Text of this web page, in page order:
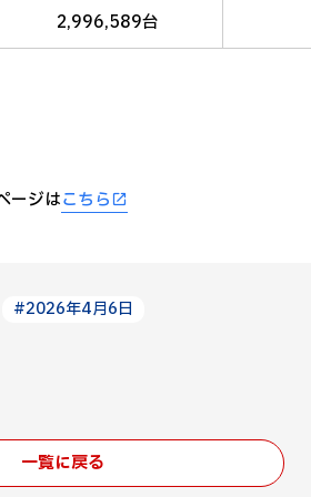
2,996,589台
ージはこちら
#2026年4月6日
一覧に戻る